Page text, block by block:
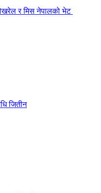
र मिस नेपालको भेट
जितीन